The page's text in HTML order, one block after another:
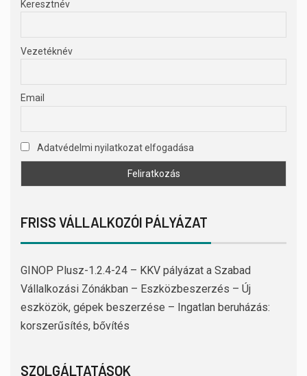
Keresztnév
Vezetéknév
Email
Adatvédelmi nyilatkozat elfogadása
FRISS VÁLLALKOZÓI PÁLYÁZAT
GINOP Plusz-1.2.4-24 – KKV pályázat a Szabad
Vállalkozási Zónákban – Eszközbeszerzés – Új
eszközök, gépek beszerzése – Ingatlan beruházás:
korszerűsítés, bővítés
SZOLGÁLTATÁSOK